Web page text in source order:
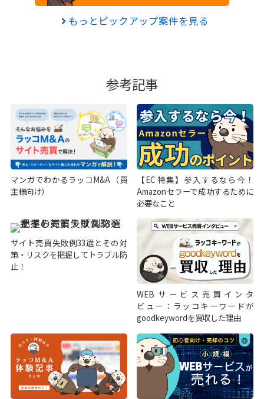
もっとピックアップ案件を見る
参考記事
マンガでわかるラッコM&A（買
主様向け）
【EC特集】参入するなら今！
Amazonセラーで成功するために
必要なこと
サイト売買失敗例33選とその対
策・リスクを把握してトラブル防
止！
WEBサービス売買インタ
ビュー：ラッコキーワードが
goodkeywordを買収した理由